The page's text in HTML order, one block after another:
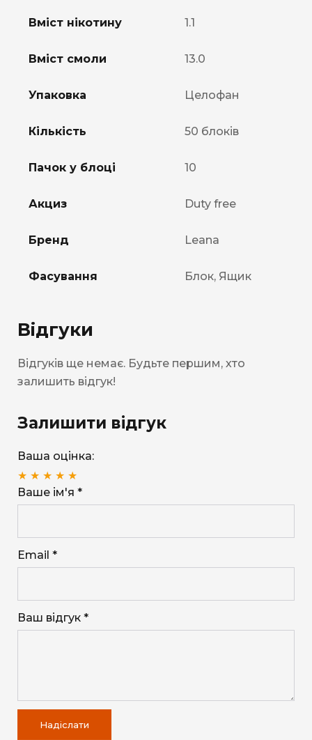
Вміст нікотину 1.1
Вміст смоли 13.0
Упаковка Целофан
Кількість 50 блоків
Пачок у блоці 10
Акциз Duty free
Бренд Leana
Фасування Блок, Ящик
Відгуки
Відгуків ще немає. Будьте першим, хто
залишить відгук!
Залишити відгук
Ваша оцінка:
★ ★ ★ ★ ★
Ваше ім'я *
Email *
Ваш відгук *
Надіслати